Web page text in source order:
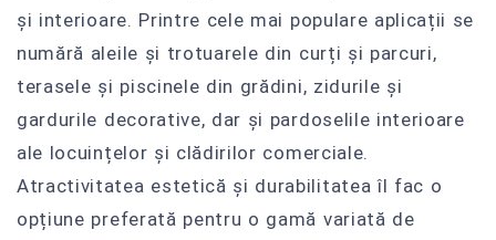
și interioare. Printre cele mai populare aplicații se
numără aleile și trotuarele din curți și parcuri,
terasele și piscinele din grădini, zidurile și
gardurile decorative, dar și pardoselile interioare
ale locuințelor și clădirilor comerciale.
Atractivitatea estetică și durabilitatea îl fac o
opțiune preferată pentru o gamă variată de